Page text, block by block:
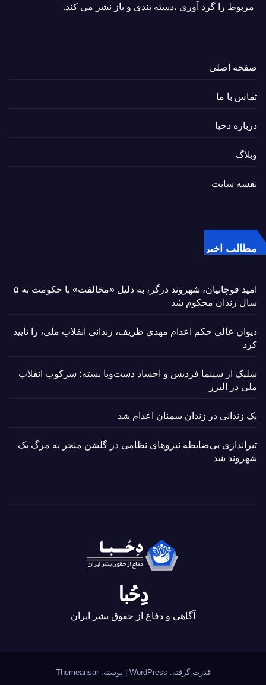
مربوط را گرد آوری ،دسته بندی و باز نشر می كند.
صفحه اصلی
تماس با ما
درباره دحبا
وبلاگ
نقشه سایت
مطالب اخیر
امید قوچانیان، شهروند درگز، به دلیل «مخالفت» با حکومت به ۵
سال زندان محکوم شد
دیوان عالی حکم اعدام مهدی ظریف، زندانی انقلاب ملی، را تایید
کرد
شلیک از سینما فردیس و اجساد دست‌وپا بسته؛ سرکوب انقلاب
ملی در البرز
یک زندانی در زندان سمنان اعدام شد
تیراندازی بی‌ضابطه نیروهای نظامی در گلشن منجر به مرگ یک
شهروند شد
دِحُبا
آگاهی و دفاع از حقوق بشر ایران
قدرت گرفته: WordPress | پوسته:Themeansar